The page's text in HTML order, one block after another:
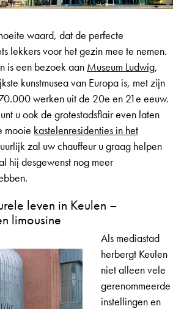
waard, dat de perfecte
lekkers voor het gezin mee te nemen.
is een bezoek aan Museum Ludwig,
kunstmusea van Europa is, met zijn
werken uit de 20e en 21e eeuw.
u ook de grotestadsflair even laten
mooie kastelenresidenties in het
zal uw chauffeur u graag helpen
hij desgewenst nog meer
leven in Keulen –
limousine
Als mediastad
herbergt Keulen
niet alleen vele
gerenommeerde
instellingen en